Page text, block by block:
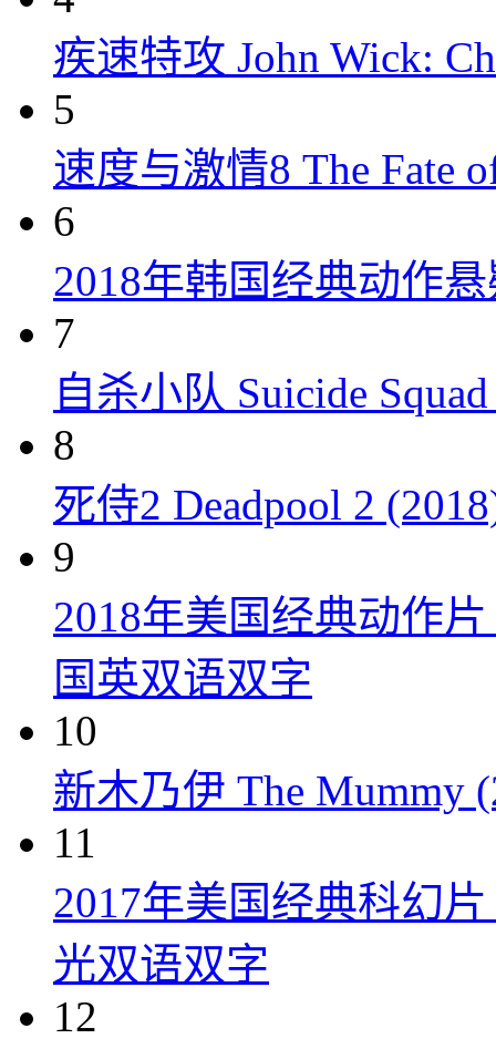
疾速特攻 John Wick:
5
速度与激情8 The Fate
6
2018年韩国经典动作
7
自杀小队 Suicide
8
死侍2 Deadpool 2
9
2018年美国经典动作
国英双语双字
10
新木乃伊 The Mummy
11
2017年美国经典科幻
光双语双字
12